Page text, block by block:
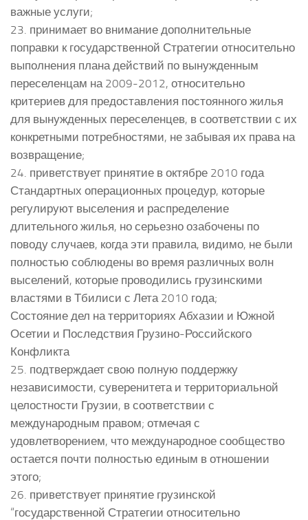
важные услуги;
23. принимает во внимание дополнительные
поправки к государственной Стратегии относительно
выполнения плана действий по вынужденным
переселенцам на 2009-2012, относительно
критериев для предоставления постоянного жилья
для вынужденных переселенцев, в соответствии с их
конкретными потребностями, не забывая их права на
возвращение;
24. приветствует принятие в октябре 2010 года
Стандартных операционных процедур, которые
регулируют выселения и распределение
длительного жилья, но серьезно озабочены по
поводу случаев, когда эти правила, видимо, не были
полностью соблюдены во время различных волн
выселений, которые проводились грузинскими
властями в Тбилиси с Лета 2010 года;
Состояние дел на территориях Абхазии и Южной
Осетии и Последствия Грузино-Российского
Конфликта
25. подтверждает свою полную поддержку
независимости, суверенитета и территориальной
целостности Грузии, в соответствии с
международным правом; отмечая с
удовлетворением, что международное сообщество
остается почти полностью единым в отношении
этого;
26. приветствует принятие грузинской
“государственной Стратегии относительно